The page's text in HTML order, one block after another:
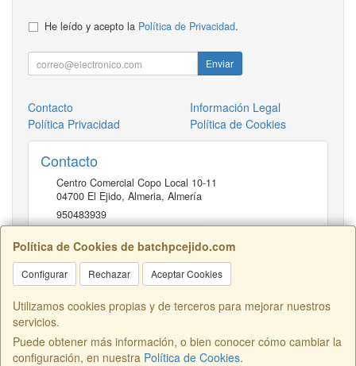
Política de Cookies de batchpcejido.com
Configurar Rechazar Aceptar Cookies
Utilizamos cookies propias y de terceros para mejorar nuestros
servicios.
Puede obtener más información, o bien conocer cómo cambiar la
configuración, en nuestra Política de Cookies.
He leído y acepto la Política de Privacidad.
Enviar
Contacto
Información Legal
Política Privacidad
Política de Cookies
Contacto
Centro Comercial Copo Local 10-11
04700 El Ejido, Almeria, Almería
950483939
Horario
10 a 22H
Centro Comercial Copo Local 46, 04700, Almería, España. - C.I.F.:
B04401741 - Tfno: 950483939